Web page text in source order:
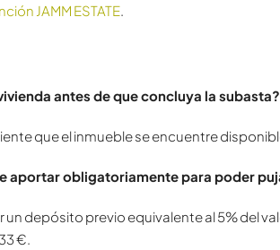
JAMM ESTATE.
antes de que concluya la subasta?
que el inmueble se encuentre
aportar obligatoriamente para poder
un depósito previo equivalente al 5% del
€.